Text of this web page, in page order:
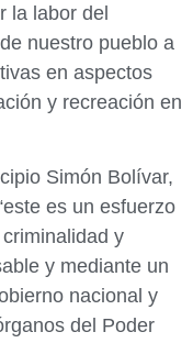
la labor del
nuestro pueblo a
en aspectos
y recreación en
Simón Bolívar,
es un esfuerzo
y
y mediante un
nacional y
del Poder